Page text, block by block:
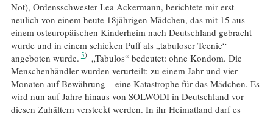
Not), Ordensschwester Lea Ackermann, berichtete mir erst
neulich von einem heute 18jährigen Mädchen, das mit 15 aus
einem osteuropäischen Kinderheim nach Deutschland gebracht
wurde und in einem schicken Puff als „tabuloser Teenie“
angeboten wurde. 5
„Tabulos“ bedeutet: ohne Kondom. Die
Menschenhändler wurden verurteilt: zu einem Jahr und vier
Monaten auf Bewährung – eine Katastrophe für das Mädchen. Es
wird nun auf Jahre hinaus von SOLWODI in Deutschland vor
diesen Zuhältern versteckt werden. In ihr Heimatland darf es